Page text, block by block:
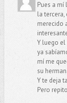
Pues a mí
la tercera,
merecido
Y luego el
ya
mí me
su
Y te deja
Pero